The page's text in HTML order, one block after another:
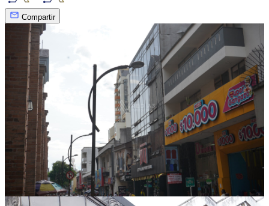
Compartir